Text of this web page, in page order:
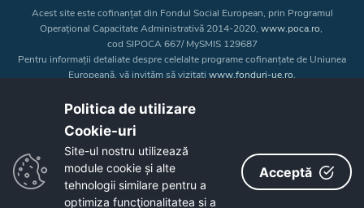
Acest site este cofinanțat din Fondul Social European, prin Programul
Operațional Capacitate Administrativă 2014-2020, www.poca.ro,
cod SIPOCA 667/ MySMIS 129687
Pentru informații detaliate despre celelalte programe cofinanțate de Uniunea
Europeană, vă invităm să vizitați www.fonduri-ue.ro.
a Uniunii Europene. Întreaga responsabilitate asupra
Copyright © 2026 - Consiliul Judeţean Bistrița-Năsăud
Politica de utilizare
Cookie-uri‎
Site-ul nostru utilizează
module cookie și alte
tehnologii similare pentru a
optimiza funcţionalitatea si a
Acceptă